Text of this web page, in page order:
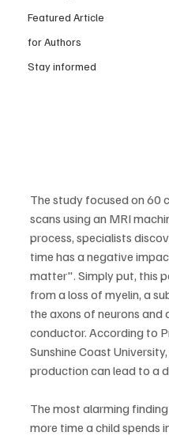
Featured Article
for Authors
Stay informed
The study focused on 60
scans using an MRI
process, specialists
time has a negative
matter". Simply put, this
from a loss of myelin, a
the axons of neurons and
conductor. According to
Sunshine Coast
production can lead to a
The most alarming
more time a child spends